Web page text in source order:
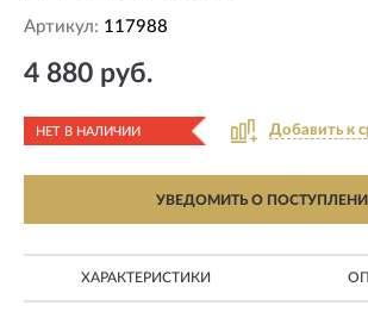
Артикул: 117988
4 880 руб.
НЕТ В НАЛИЧИИ Добавить к
УВЕДОМИТЬ О
ХАРАКТЕРИСТИКИ